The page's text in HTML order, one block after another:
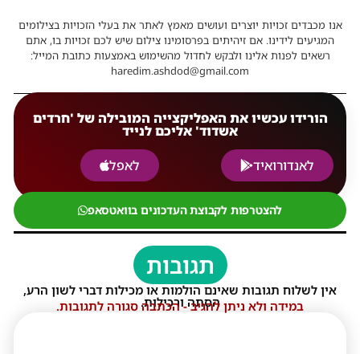
אנו מכבדים זכויות יוצרים ועושים מאמץ לאתר את בעלי הזכויות בצילומים
המגיעים לידינו. אם זיהיתים בפרסומינו צילום שיש לכם זכויות בו, אתם
רשאים לפנות אלינו ולבקש לחדול מהשימוש באמצעות כתובת המייל:
haredim.ashdod@gmail.com
הורידו עכשיו את האפליקצייה המובילה של 'חרדים
אשדוד' אליכם לנייד
לאנדורואיד
לאפל
להצטרפות לקבוצת העדכונים בוואטסאפ
תגובות
אין לשלוח תגובות שאינם הולמות או מכילות דברי לשון הרע,
הסתה ורכילות.
במידה ולא ניתן להגיב - הכתבה סגורה לתגובות.